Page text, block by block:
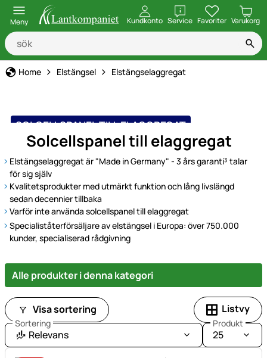
Meny Kundkonto ServiceöppnaFavoriter Varukorg
Home Elstängsel Elstängselaggregat
SOLCELLSPANEL TILL ELAGGREGAT
Solcellspanel till elaggregat
Elstängselaggregat är "Made in Germany" - 3 års garanti³ talar
för sig själv
Kvalitetsprodukter med utmärkt funktion och lång livslängd
sedan decennier tillbaka
Varför inte använda solcellspanel till elaggregat
Specialiståterförsäljare av elstängsel i Europa: över 750.000
kunder, specialiserad rådgivning
Alle produkter i denna kategori
Visa sortering Listvy
Sortering
Relevans
Produkt
25